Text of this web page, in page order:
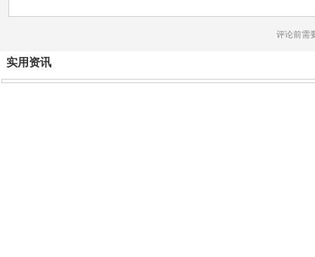
评论前需
实用资讯